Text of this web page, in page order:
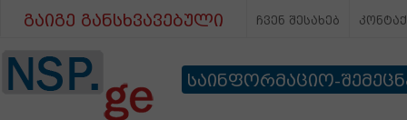
გაიგე განსხვავებული ჩვენ შესახებ
საინფორმაციო-